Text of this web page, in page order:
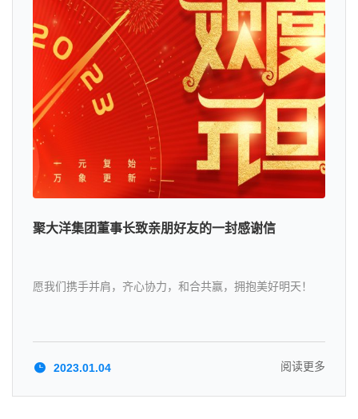
聚大洋集团董事长致亲朋好友的一封感谢信
愿我们携手并肩，齐心协力，和合共赢，拥抱美好明天！
2023.01.04 阅读更多